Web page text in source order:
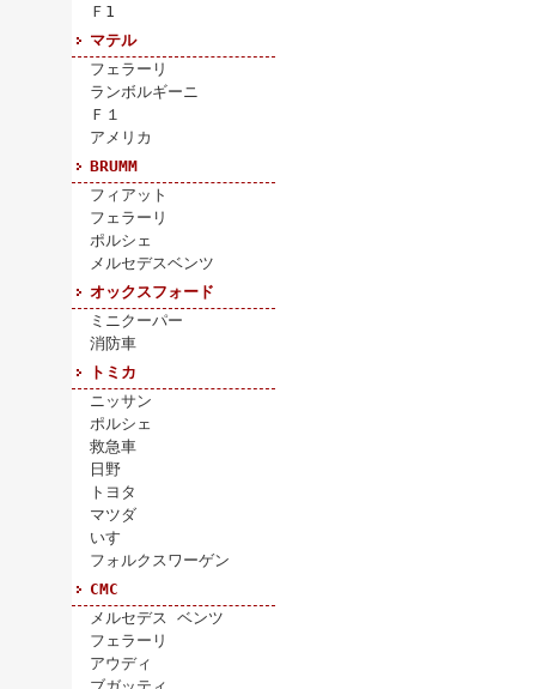
Ｆ1
マテル
フェラーリ
ランボルギーニ
Ｆ１
アメリカ
BRUMM
フィアット
フェラーリ
ポルシェ
メルセデスベンツ
オックスフォード
ミニクーパー
消防車
トミカ
ニッサン
ポルシェ
救急車
日野
トヨタ
マツダ
いすゞ
フォルクスワーゲン
CMC
メルセデス ベンツ
フェラーリ
アウディ